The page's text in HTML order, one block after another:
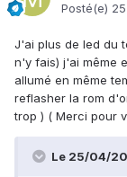
Posté(e)
J'ai plus de led du
n'y fais) j'ai même
allumé en même
reflasher la rom
trop ) ( Merci pour
Le 25/04/